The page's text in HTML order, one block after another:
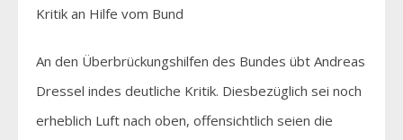
Kritik an Hilfe vom Bund
An den Überbrückungshilfen des Bundes übt Andreas
Dressel indes deutliche Kritik. Diesbezüglich sei noch
erheblich Luft nach oben, offensichtlich seien die